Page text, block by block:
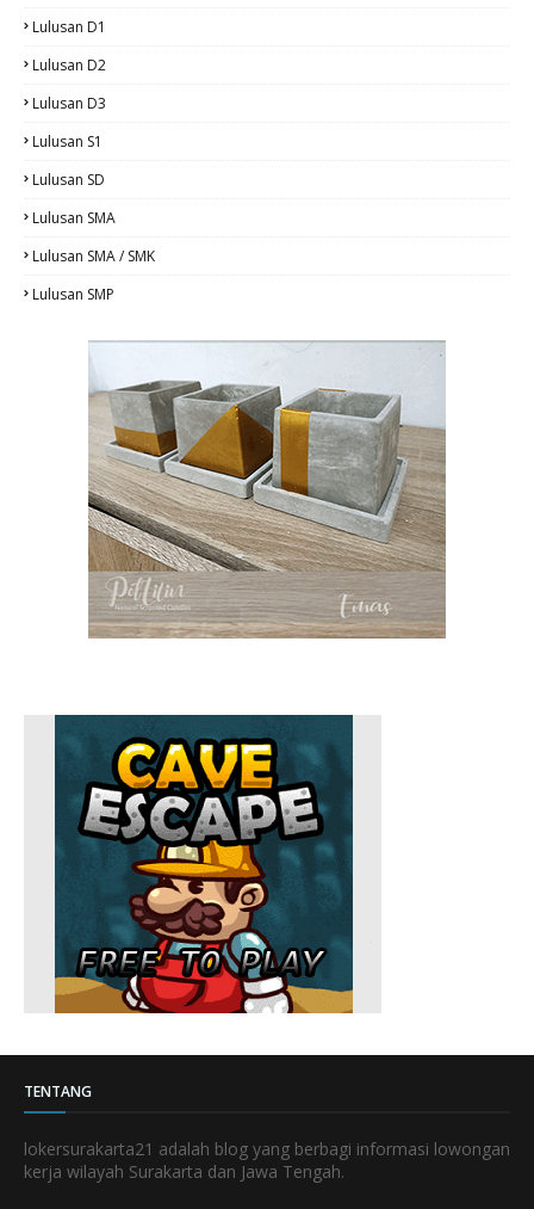
Lulusan D1
Lulusan D2
Lulusan D3
Lulusan S1
Lulusan SD
Lulusan SMA
Lulusan SMA / SMK
Lulusan SMP
TENTANG
lokersurakarta21 adalah blog yang berbagi informasi lowongan
kerja wilayah Surakarta dan Jawa Tengah.